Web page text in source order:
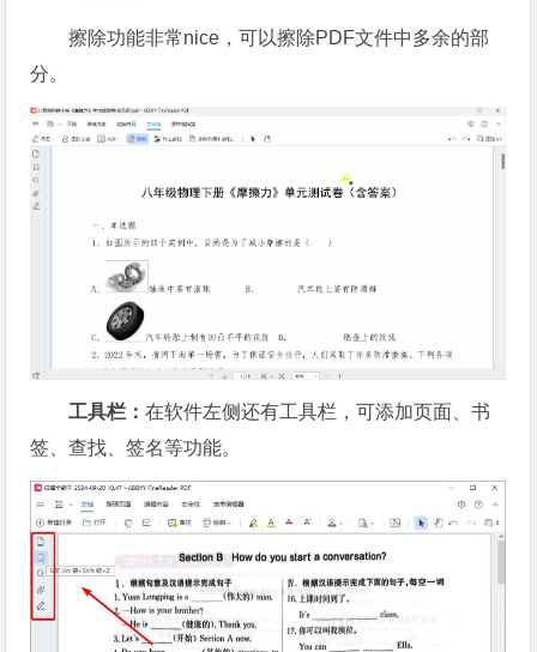
擦除功能非常nice，可以擦除PDF文件中多余的部
分。
工具栏：在软件左侧还有工具栏，可添加页面、书
签、查找、签名等功能。